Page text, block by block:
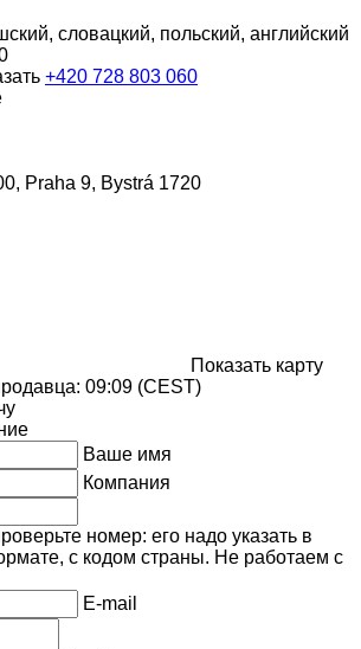
словацкий, польский, английский
+420 728 803 060
Praha 9, Bystrá 1720
Показать карту
09:09 (CEST)
Ваше имя
Компания
номер: его надо указать в
с кодом страны. Не работаем с
E-mail